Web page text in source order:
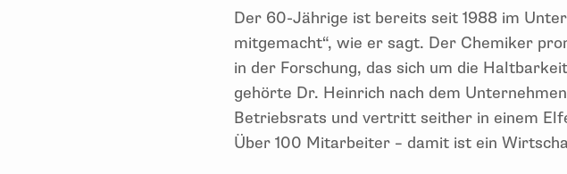
Der 60-Jährige ist bereits seit 1988 im
mitgemacht“, wie er sagt. Der Chemiker
in der Forschung, das sich um die
gehörte Dr. Heinrich nach dem
Betriebsrats und vertritt seither in einem
Über 100 Mitarbeiter – damit ist ein